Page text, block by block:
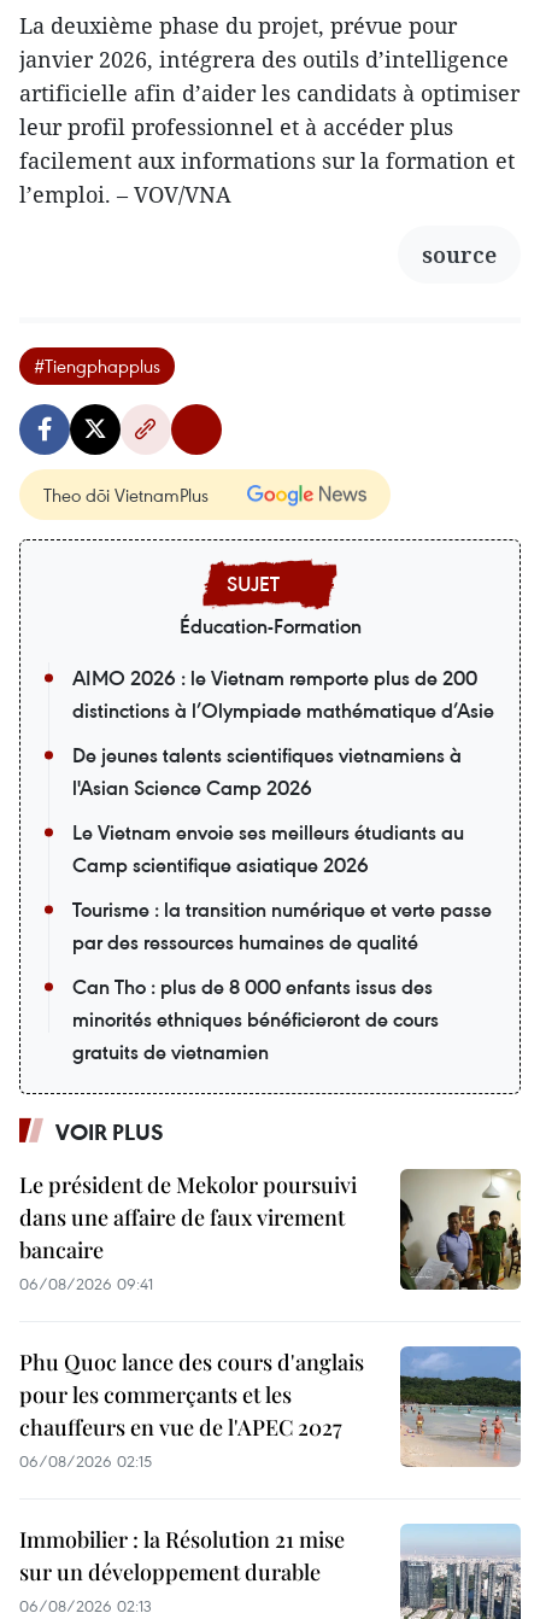
La deuxième phase du projet, prévue pour
janvier 2026, intégrera des outils d’intelligence
artificielle afin d’aider les candidats à optimiser
leur profil professionnel et à accéder plus
facilement aux informations sur la formation et
l’emploi. – VOV/VNA
source
#Tiengphapplus
Theo dõi VietnamPlus
Éducation-Formation
AIMO 2026 : le Vietnam remporte plus de 200
distinctions à l’Olympiade mathématique d’Asie
De jeunes talents scientifiques vietnamiens à
l'Asian Science Camp 2026
Le Vietnam envoie ses meilleurs étudiants au
Camp scientifique asiatique 2026
Tourisme : la transition numérique et verte passe
par des ressources humaines de qualité
Can Tho : plus de 8 000 enfants issus des
minorités ethniques bénéficieront de cours
gratuits de vietnamien
VOIR PLUS
Le président de Mekolor poursuivi
dans une affaire de faux virement
bancaire
06/08/2026 09:41
Phu Quoc lance des cours d'anglais
pour les commerçants et les
chauffeurs en vue de l'APEC 2027
06/08/2026 02:15
Immobilier : la Résolution 21 mise
sur un développement durable
06/08/2026 02:13